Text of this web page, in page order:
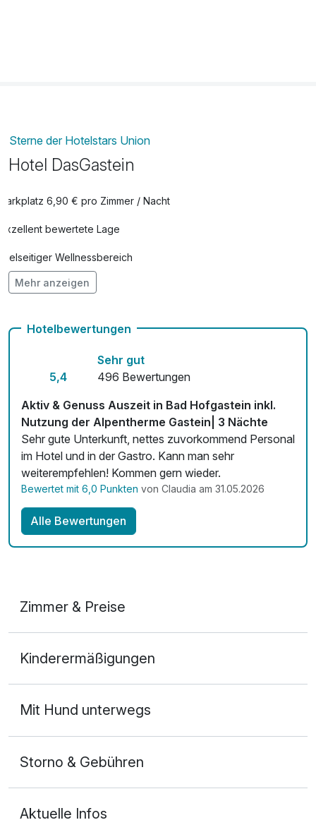
Sterne der Hotelstars Union
Hotel DasGastein
Parkplatz 6,90 € pro Zimmer / Nacht
Exzellent bewertete Lage
Vielseitiger Wellnessbereich
Hunde im Hotel erlaubt für 20,00 € pro Stück / Nacht
Kostenloses W-LAN
Mit Hotelbar
Mehr anzeigen
Hotelbewertungen
5,4
Sehr gut
496 Bewertungen
Aktiv & Genuss Auszeit in Bad Hofgastein inkl.
Nutzung der Alpentherme Gastein| 3 Nächte
Sehr gute Unterkunft, nettes zuvorkommend Personal
im Hotel und in der Gastro. Kann man sehr
weiterempfehlen! Kommen gern wieder.
Bewertet mit 6,0 Punkten von Claudia am 31.05.2026
Alle Bewertungen
Zimmer & Preise
2 Erwachsene und 2 Kinder
Kinderermäßigungen
Mit Hund unterwegs
Storno & Gebühren
Aktuelle Infos